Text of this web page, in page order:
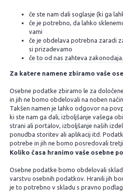
če ste nam dali soglasje (ki ga
če je potrebno, da lahko
vami
če je obdelava potrebna zaradi
si prizadevamo
če to od nas zahteva zakonodaja.
Za katere namene zbiramo vaše
Osebne podatke zbiramo le za
in jih ne bomo obdelovali na noben
Takšen namen je lahko odgovor na
ki ste nam ga dali, izboljšanje vašega
strani ali portalov, izboljšanje naših
ponudba storitev ali aplikacij itd.
potrebe in jih ne bomo posredovali
Koliko časa hranimo vaše osebne
Osebne podatke bomo obdelovali
varstvu osebnih podatkov. Hranili jih
je to potrebno v skladu s pravno